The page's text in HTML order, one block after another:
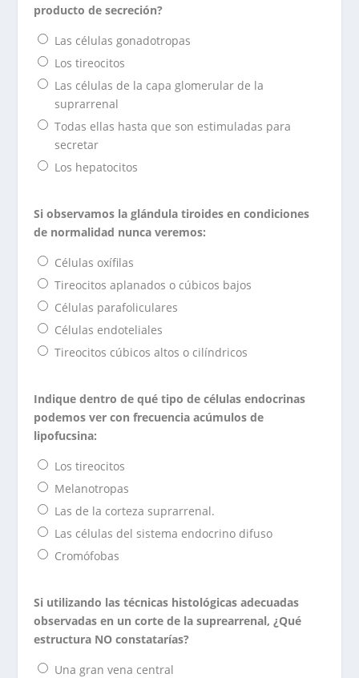
producto de secreción?
Las células gonadotropas
Los tireocitos
Las células de la capa glomerular de la
suprarrenal
Todas ellas hasta que son estimuladas para
secretar
Los hepatocitos
Si observamos la glándula tiroides en condiciones
de normalidad nunca veremos:
Células oxífilas
Tireocitos aplanados o cúbicos bajos
Células parafoliculares
Células endoteliales
Tireocitos cúbicos altos o cilíndricos
Indique dentro de qué tipo de células endocrinas
podemos ver con frecuencia acúmulos de
lipofucsina:
Los tireocitos
Melanotropas
Las de la corteza suprarrenal.
Las células del sistema endocrino difuso
Cromófobas
Si utilizando las técnicas histológicas adecuadas
observadas en un corte de la suprearrenal, ¿Qué
estructura NO constatarías?
Una gran vena central